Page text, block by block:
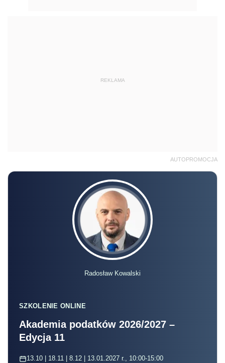
REKLAMA
AUTOPROMOCJA
Radosław Kowalski
SZKOLENIE ONLINE
Akademia podatków 2026/2027 –
Edycja 11
13.10 | 18.11 | 8.12 | 13.01.2027 r., 10:00-15:00